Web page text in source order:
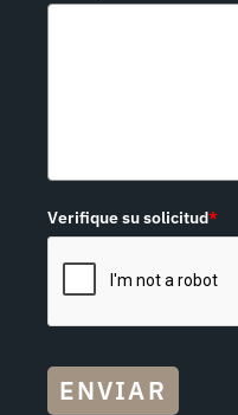
Verifique su solicitud*
ENVIAR